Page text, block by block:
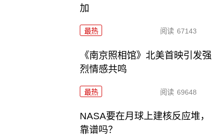
加
最热 阅读 67143
《南京照相馆》北美首映引发强
烈情感共鸣
最热 阅读 69648
NASA要在月球上建核反应堆，
靠谱吗？